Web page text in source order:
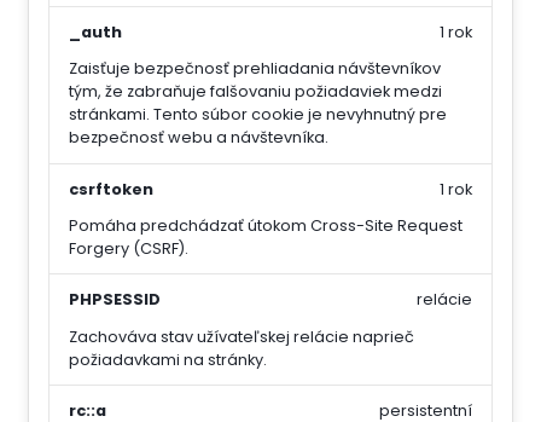
_auth
Zaisťuje bezpečnosť prehliadania návštevníkov
tým, že zabraňuje falšovaniu požiadaviek medzi
stránkami. Tento súbor cookie je nevyhnutný pre
bezpečnosť webu a návštevníka.
1 rok
csrftoken
Pomáha predchádzať útokom Cross-Site Request
Forgery (CSRF).
1 rok
PHPSESSID
Zachováva stav užívateľskej relácie naprieč
požiadavkami na stránky.
relácie
rc::a
persistentní